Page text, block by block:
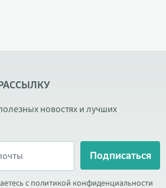
новостях и лучших
Подписаться
с политикой конфиденциальности